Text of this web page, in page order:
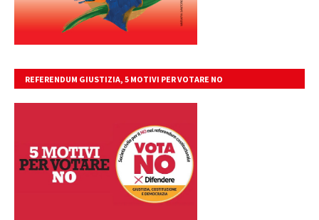
REFERENDUM GIUSTIZIA, 5 MOTIVI PER VOTARE NO